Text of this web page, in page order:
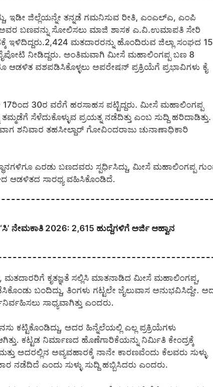
ಇಡೀ ಜಿಲ್ಲೆಯನ್ನೇ ತನ್ನಡೆ ಗಮನಿಸುವ ರೀತಿ, ಎಂಎಲ್‍ಎ, ಎಂಪಿ
ಬಣವನ್ನು ಸೋಲಿಸಲು ಮಾಜಿ ಶಾಸಕ ಎ.ವಿ.ಉಮಾಪತಿ ಸೇರಿ
ಇಳಿದಿದ್ದರು.2,424 ಮತದಾರರನ್ನು ಹೊಂದಿರುವ ಜಿಲ್ಲಾ ಸಂಘದ 15
ಪೈಪೋಟಿ ನೀಡಿದ್ದರು. ಅಂತಿಮವಾಗಿ ಮೀಸೆ ಮಹಾಲಿಂಗಪ್ಪ ಬಣ 8
ಆಡಳಿತ ವಶಪಡಿಸಿಕೊಳ್ಳಲು ಅಪರೇಷನ್ ಪ್ರಕ್ರಿಯೆಗೆ ಪ್ರಭಾವಿಗಳು ಕೈ
17ರಿಂದ 30ರ ವರೆಗೆ ಹರಸಾಹಸ ಪಟ್ಟಿದ್ದರು. ಮೀಸೆ ಮಹಾಲಿಂಗಪ್ಪ
ಸೆಳೆದುಕೊಳ್ಳುವ ಪ್ರಯತ್ನ ನಡೆದಿತ್ತು ಎಂಬ ಸುದ್ದಿ
ಶನಿವಾರ ತಹಸೀಲ್ದಾರ್ ಗೋವಿಂದರಾಜು ಚುನಾಣಾಧಿಕಾರಿ
ಎರಡು ಬಣದವರು ಸ್ಪರ್ಧಿಸಿದ್ದು, ಮೀಸೆ ಮಹಾಲಿಂಗಪ್ಪ
ಆಡಳಿತದ ಸಾರಥ್ಯ ವಹಿಸಿಕೊಂಡಿದೆ.
ನೇಮಕಾತಿ 2026: 2,615 ಹುದ್ದೆಗಳಿಗೆ ಅರ್ಜಿ ಆಹ್ವಾನ
ಕೃತಜ್ಞತೆ ಸಲ್ಲಿಸಿ ಮಾತನಾಡಿದ ಮೀಸೆ ಮಹಾಲಿಂಗಪ್ಪ,
ಬಂದಿದ್ದು, ತಿಂಗಳು ಗಟ್ಟಲೇ ಜೈಲುವಾಸ ಅನುಭವಿಸಿದ್ದೇ.
ಸಾಧ್ಯವಾಗಿತ್ತು ಎಂದರು.
ಕಟ್ಟಿಕೊಂಡಿದ್ದು, ಅದರ ಹಿನ್ನೆಲೆಯಲ್ಲಿ ಎಲ್ಲ ಪ್ರಕ್ರಿಯೆಗಳು
ಕಟ್ಟಡ ನಿರ್ಮಾಣದ ಹೊಣೆಗಾರಿಕೆಯನ್ನು ನಿರ್ಮಿತಿ ಕೇಂದ್ರಕ್ಕೆ
ಅದರಲ್ಲಿನ ಅವ್ಯವಹಾರಕ್ಕೆ ನಾನೇ ಕಾರಣವೆಂದು ಕೆಲವರು ಸುಳ್ಳು
ಎಂದು ಸುಳ್ಳು ಸುದ್ದಿ ಹಬ್ಬಿಸಿದರು ಎಂದರು.